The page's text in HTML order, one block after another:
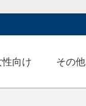
性向け その他